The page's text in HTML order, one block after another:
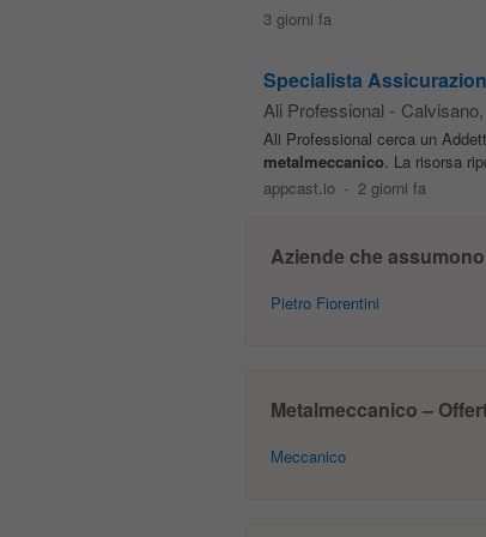
3 giorni fa
Specialista
Ali Professional - Calvisano
Ali Professional cerca un
metalmeccanico. La risorsa
appcast.io - 2 giorni fa
Aziende che
Pietro Fiorentini
Metalmeccanico –
Meccanico